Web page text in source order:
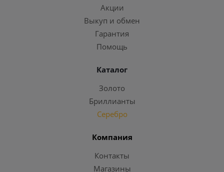
Акции
Выкуп и обмен
Гарантия
Помощь
Каталог
Золото
Бриллианты
Серебро
Компания
Контакты
Магазины